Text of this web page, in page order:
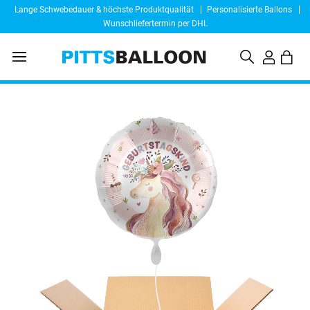
Lange Schwebedauer & höchste Produktqualität
Personalisierte Ballons
Wunschliefertermin per DHL